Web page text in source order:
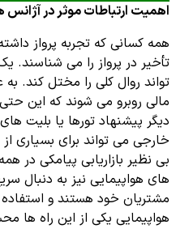
اهمیت ارتباطات موثر در آژانس
همه کسانی که تجربه پرواز
تأخیر در پرواز را می شناسند.
تواند روال کلی را مختل کند.
مالی روبرو می شوند که این
دیگر پیشنهاد تورها یا بلیت
خارجی می تواند برای بسیاری از
بی نظیر بازاریابی پیامکی در
های هواپیمایی نیز به دنبال
مشتریان خود هستند و
هواپیمایی یکی از این راه ها